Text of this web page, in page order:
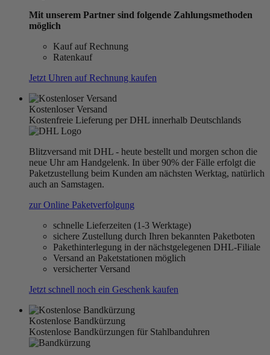
Mit unserem Partner sind folgende Zahlungsmethoden
möglich
Kauf auf Rechnung
Ratenkauf
Jetzt Uhren auf Rechnung kaufen
Kostenloser Versand
Kostenfreie Lieferung per DHL innerhalb Deutschlands
Blitzversand mit DHL - heute bestellt und morgen schon die
neue Uhr am Handgelenk. In über 90% der Fälle erfolgt die
Paketzustellung beim Kunden am nächsten Werktag, natürlich
auch an Samstagen.
zur Online Paketverfolgung
schnelle Lieferzeiten (1-3 Werktage)
sichere Zustellung durch Ihren bekannten Paketboten
Pakethinterlegung in der nächstgelegenen DHL-Filiale
Versand an Paketstationen möglich
versicherter Versand
Jetzt schnell noch ein Geschenk kaufen
Kostenlose Bandkürzung
Kostenlose Bandkürzungen für Stahlbanduhren